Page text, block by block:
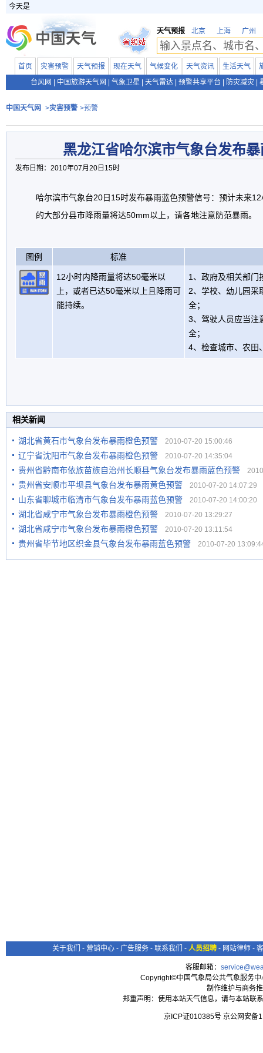
今天是
天气预报 北京 上海 广州
首页 灾害预警 天气预报 现在天气 气候变化 天气资讯 生活天气
台风网
中国旅游天气网 气象卫星 天气雷达 预警共享平台 防灾减灾
中国天气网 >灾害预警 >预警
黑龙江省哈尔滨市气象台发布
发布日期：2010年07月20日15时
哈尔滨市气象台20日15时发布暴雨蓝色预警信号：预计未来
的大部分县市降雨量将达50mm以上，请各地注意防范暴雨。
图例 标准
12小时内降雨量将达50毫米以
上，或者已达50毫米以上且降雨可
能持续。
1、政府及相关部门
2、学校、幼儿园采
全；
3、驾驶人员应当注
全；
4、检查城市、农田
相关新闻
湖北省黄石市气象台发布暴雨橙色预警 2010-07-20 15:00:46
辽宁省沈阳市气象台发布暴雨橙色预警 2010-07-20 14:35:04
贵州省黔南布依族苗族自治州长顺县气象台发布暴雨蓝色预警
贵州省安顺市平坝县气象台发布暴雨黄色预警 2010-07-20 14:07:29
山东省聊城市临清市气象台发布暴雨蓝色预警 2010-07-20 14:00:20
湖北省咸宁市气象台发布暴雨橙色预警 2010-07-20 13:29:27
湖北省咸宁市气象台发布暴雨橙色预警 2010-07-20 13:11:54
贵州省毕节地区织金县气象台发布暴雨蓝色预警 2010-07-20
关于我们 - 营销中心 - 广告服务 - 联系我们 - 人员招聘 - 网站律师 -
客服邮箱：
Copyright©中国气象局公共气象服务
制作维护与商务
郑重声明：使用本站天气信息，请与本站联
京ICP证010385号 京公网安备